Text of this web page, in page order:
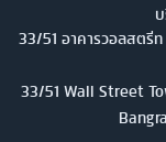
33/51 อาคารวอลสตรี
33/51 Wall Street